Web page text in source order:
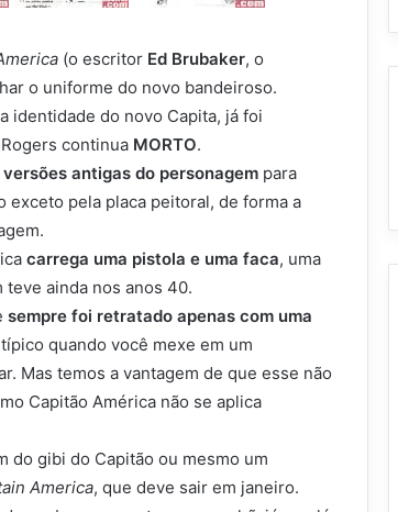
(o escritor Ed Brubaker, o
o uniforme do novo bandeiroso.
identidade do novo Capita, já foi
continua MORTO.
versões antigas do personagem para
pela placa peitoral, de forma a
carrega uma pistola e uma faca, uma
ainda nos anos 40.
sempre foi retratado apenas com uma
quando você mexe em um
Mas temos a vantagem de que esse não
Capitão América não se aplica
do gibi do Capitão ou mesmo um
America, que deve sair em janeiro.